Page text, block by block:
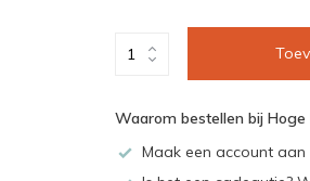
Waarom bestellen bij Hoge
Maak een account